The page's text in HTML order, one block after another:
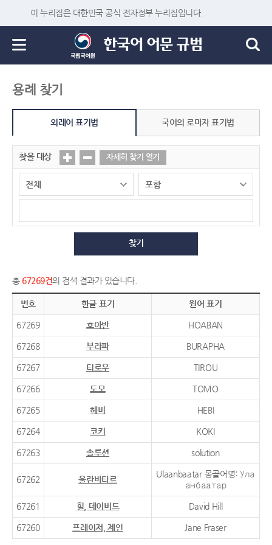
이 누리집은 대한민국 공식 전자정부 누리집입니다.
용례 찾기
외래어 표기법 국어의 로마자 표기법
찾을 대상 자세히 찾기 열기
찾기
총 67269건의 검색 결과가 있습니다.
번호 한글 표기 원어 표기
67269 호아반 HOABAN
67268 부라파 BURAPHA
67267 티로우 TIROU
67266 도모 TOMO
67265 헤비 HEBI
67264 코키 KOKI
67263 솔루션 solution
67262 울란바타르
Ulaanbaatar 몽골어명: Ула
анбаатар
67261 힐, 데이비드 David Hill
67260 프레이저, 제인 Jane Fraser